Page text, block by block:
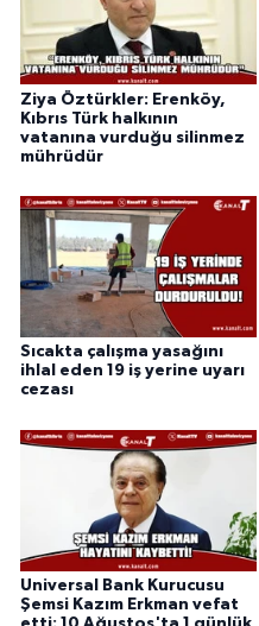
Ziya Öztürkler: Erenköy,
Kıbrıs Türk halkının
vatanına vurduğu silinmez
mührüdür
Sıcakta çalışma yasağını
ihlal eden 19 iş yerine uyarı
cezası
Universal Bank Kurucusu
Şemsi Kazım Erkman vefat